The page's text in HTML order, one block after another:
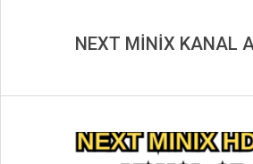
NEXT MİNİX KANAL